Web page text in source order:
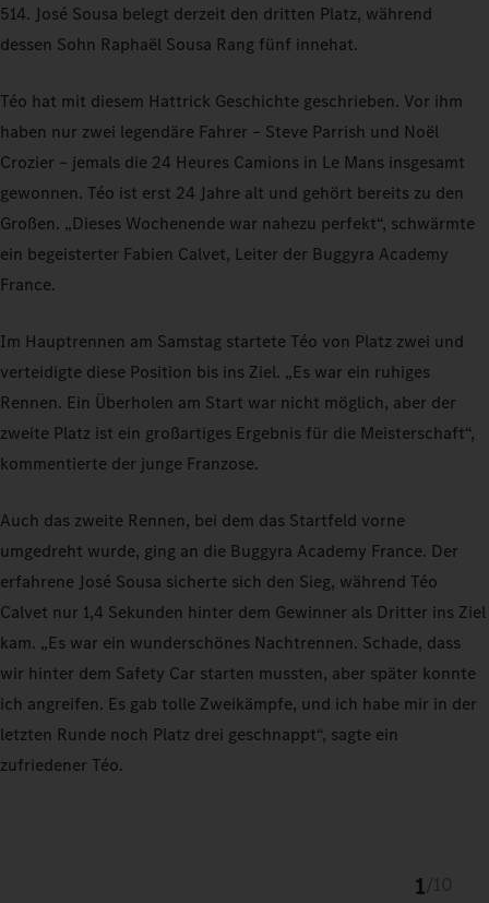
514. José Sousa belegt derzeit den dritten Platz, während
dessen Sohn Raphaël Sousa Rang fünf innehat.
Téo hat mit diesem Hattrick Geschichte geschrieben. Vor ihm
haben nur zwei legendäre Fahrer – Steve Parrish und Noël
Crozier – jemals die 24 Heures Camions in Le Mans insgesamt
gewonnen. Téo ist erst 24 Jahre alt und gehört bereits zu den
Großen. „Dieses Wochenende war nahezu perfekt“, schwärmte
ein begeisterter Fabien Calvet, Leiter der Buggyra Academy
France.
Im Hauptrennen am Samstag startete Téo von Platz zwei und
verteidigte diese Position bis ins Ziel. „Es war ein ruhiges
Rennen. Ein Überholen am Start war nicht möglich, aber der
zweite Platz ist ein großartiges Ergebnis für die Meisterschaft“,
kommentierte der junge Franzose.
Auch das zweite Rennen, bei dem das Startfeld vorne
umgedreht wurde, ging an die Buggyra Academy France. Der
erfahrene José Sousa sicherte sich den Sieg, während Téo
Calvet nur 1,4 Sekunden hinter dem Gewinner als Dritter ins Ziel
kam. „Es war ein wunderschönes Nachtrennen. Schade, dass
wir hinter dem Safety Car starten mussten, aber später konnte
ich angreifen. Es gab tolle Zweikämpfe, und ich habe mir in der
letzten Runde noch Platz drei geschnappt“, sagte ein
zufriedener Téo.
1